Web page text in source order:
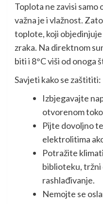
Toplota ne zavisi
važna je i vlažnost.
toplote, koji
zraka. Na direktnom
biti i 8°C viši od onoga
Savjeti kako se zaštititi:
Izbjegavajte
otvorenom
Pijte dovoljno
elektrolitima
Potražite
biblioteku, tržni
rashlađivanje.
Nemojte se